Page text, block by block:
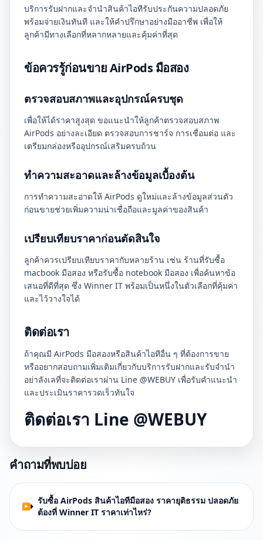
บริการรับฝากและจำนำสินค้าไอทีรับประกันความปลอดภัย
พร้อมจ่ายเงินทันที และให้คำปรึกษาอย่างมืออาชีพ เพื่อให้
ลูกค้ามีทางเลือกที่หลากหลายและคุ้มค่าที่สุด
ข้อควรรู้ก่อนขาย AirPods มือสอง
ตรวจสอบสภาพและอุปกรณ์ครบชุด
เพื่อให้ได้ราคาสูงสุด ขอแนะนำให้ลูกค้าตรวจสอบสภาพ
AirPods อย่างละเอียด ตรวจสอบการชาร์จ การเชื่อมต่อ และ
เตรียมกล่องหรืออุปกรณ์เสริมครบถ้วน
ทำความสะอาดและล้างข้อมูลเบื้องต้น
การทำความสะอาดให้ AirPods ดูใหม่และล้างข้อมูลส่วนตัว
ก่อนขายช่วยเพิ่มความน่าเชื่อถือและมูลค่าของสินค้า
เปรียบเทียบราคาก่อนตัดสินใจ
ลูกค้าควรเปรียบเทียบราคากับหลายร้าน เช่น ร้านที่รับซื้อ
macbook มือสอง หรือรับซื้อ notebook มือสอง เพื่อค้นหาข้อ
เสนอที่ดีที่สุด ซึ่ง Winner IT พร้อมเป็นหนึ่งในตัวเลือกที่คุ้มค่า
และไว้วางใจได้
ติดต่อเรา
ถ้าคุณมี AirPods มือสองหรือสินค้าไอทีอื่น ๆ ที่ต้องการขาย
หรืออยากสอบถามเพิ่มเติมเกี่ยวกับบริการรับฝากและรับจำนำ
อย่าลังเลที่จะติดต่อเราผ่าน Line @WEBUY เพื่อรับคำแนะนำ
และประเมินราคารวดเร็วทันใจ
ติดต่อเรา Line @WEBUY
คำถามที่พบบ่อย
รับซื้อ AirPods สินค้าไอทีมือสอง ราคายุติธรรม ปลอดภัย
ต้องที่ Winner IT ราคาเท่าไหร่?